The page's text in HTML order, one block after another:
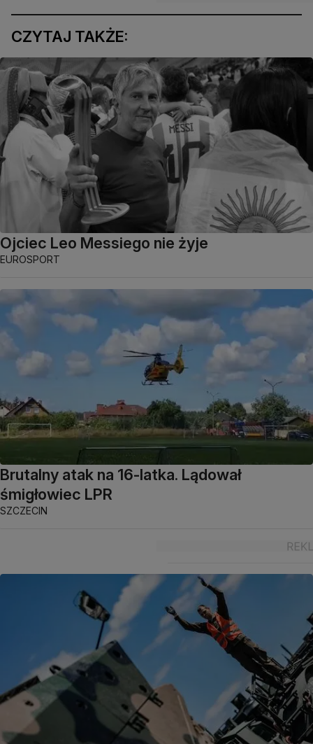
CZYTAJ TAKŻE:
Ojciec Leo Messiego nie żyje
EUROSPORT
Brutalny atak na 16-latka. Lądował
śmigłowiec LPR
SZCZECIN